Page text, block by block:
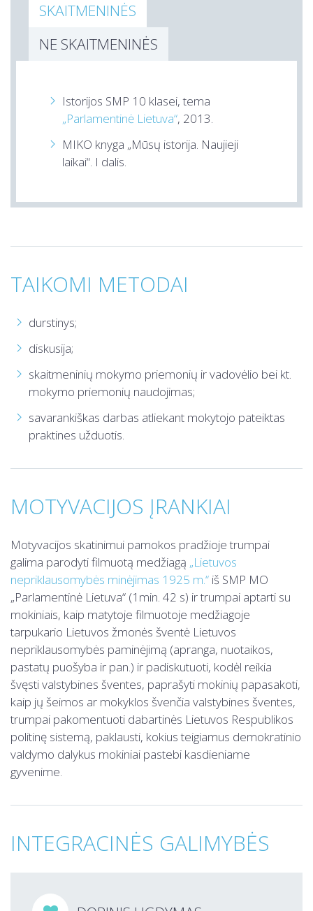
SKAITMENINĖS
NE SKAITMENINĖS
Istorijos SMP 10 klasei, tema
„Parlamentinė Lietuva“, 2013.
MIKO knyga „Mūsų istorija. Naujieji
laikai“. I dalis.
TAIKOMI METODAI
durstinys;
diskusija;
skaitmeninių mokymo priemonių ir vadovėlio bei kt.
mokymo priemonių naudojimas;
savarankiškas darbas atliekant mokytojo pateiktas
praktines užduotis.
MOTYVACIJOS ĮRANKIAI
Motyvacijos skatinimui pamokos pradžioje trumpai
galima parodyti filmuotą medžiagą „Lietuvos
nepriklausomybės minėjimas 1925 m.“ iš SMP MO
„Parlamentinė Lietuva“ (1min. 42 s) ir trumpai aptarti su
mokiniais, kaip matytoje filmuotoje medžiagoje
tarpukario Lietuvos žmonės šventė Lietuvos
nepriklausomybės paminėjimą (apranga, nuotaikos,
pastatų puošyba ir pan.) ir padiskutuoti, kodėl reikia
švęsti valstybines šventes, paprašyti mokinių papasakoti,
kaip jų šeimos ar mokyklos švenčia valstybines šventes,
trumpai pakomentuoti dabartinės Lietuvos Respublikos
politinę sistemą, paklausti, kokius teigiamus demokratinio
valdymo dalykus mokiniai pastebi kasdieniame
gyvenime.
INTEGRACINĖS GALIMYBĖS